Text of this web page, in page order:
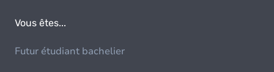
Vous êtes...
Futur étudiant bachelier